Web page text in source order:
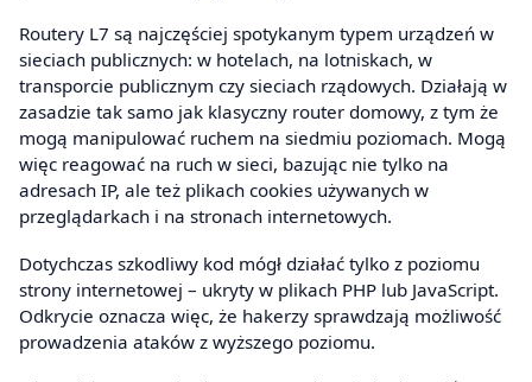
Routery L7 są najczęściej spotykanym typem urządzeń w
sieciach publicznych: w hotelach, na lotniskach, w
transporcie publicznym czy sieciach rządowych. Działają w
zasadzie tak samo jak klasyczny router domowy, z tym że
mogą manipulować ruchem na siedmiu poziomach. Mogą
więc reagować na ruch w sieci, bazując nie tylko na
adresach IP, ale też plikach cookies używanych w
przeglądarkach i na stronach internetowych.
Dotychczas szkodliwy kod mógł działać tylko z poziomu
strony internetowej – ukryty w plikach PHP lub JavaScript.
Odkrycie oznacza więc, że hakerzy sprawdzają możliwość
prowadzenia ataków z wyższego poziomu.